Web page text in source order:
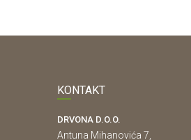
KONTAKT
DRVONA D.O.O.
Antuna Mihanovića 7,